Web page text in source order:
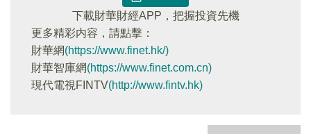
下載財華財經APP，把握投資先機
更多精彩内容，請點擊：
財華網(https://www.finet.hk/)
財華智庫網(https://www.finet.com.cn)
現代電視FINTV(http://www.fintv.hk)